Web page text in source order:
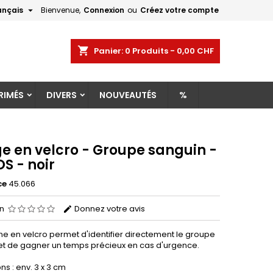
Bienvenue, Connexion ou Créez votre compte

shopping_cart Panier: 0 Produits - 0,00 CHF
DIVERS NOUVEAUTÉS %
en velcro - Groupe sanguin -
- noir
45.066
Donnez votre avis
en velcro permet d'identifier directement le groupe
de gagner un temps précieux en cas d'urgence.
: env. 3 x 3 cm